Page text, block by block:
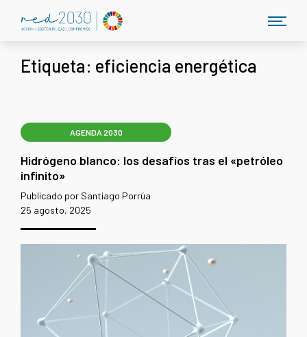
Etiqueta: eficiencia energética
AGENDA 2030
Hidrógeno blanco: los desafíos tras el «petróleo
infinito»
Publicado por Santiago Porrúa
25 agosto, 2025